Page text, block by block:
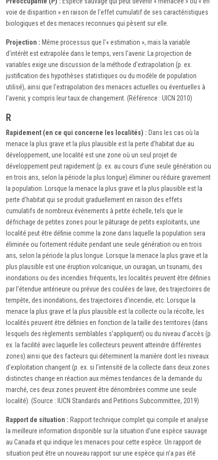
voie de disparition » en raison de l'effet cumulatif de ses caractéristiques
biologiques et des menaces reconnues qui pèsent sur elle.
Projection : Même processus que l'« estimation », mais la variable
d'intérêt est extrapolée dans le temps, vers l'avenir. La projection de
variables exige une discussion de la méthode d'extrapolation (p. ex.
justification des hypothèses statistiques ou du modèle de population
utilisé), ainsi que l'extrapolation des menaces actuelles ou éventuelles à
l'avenir, y compris leur taux de changement. (Référence : UICN 2010)
R
Rapidement (en ce qui concerne les localités) : Dans les cas où la
menace la plus grave et la plus plausible est la perte d’habitat due au
développement, une localité est une zone où un seul projet de
développement peut rapidement (p. ex. au cours d’une seule génération ou
en trois ans, selon la période la plus longue) éliminer ou réduire gravement
la population. Lorsque la menace la plus grave et la plus plausible est la
perte d’habitat qui se produit graduellement en raison des effets
cumulatifs de nombreux événements à petite échelle, tels que le
défrichage de petites zones pour le pâturage de petits exploitants, une
localité peut être définie comme la zone dans laquelle la population sera
éliminée ou fortement réduite pendant une seule génération ou en trois
ans, selon la période la plus longue. Lorsque la menace la plus grave et la
plus plausible est une éruption volcanique, un ouragan, un tsunami, des
inondations ou des incendies fréquents, les localités peuvent être définies
par l’étendue antérieure ou prévue des coulées de lave, des trajectoires de
tempête, des inondations, des trajectoires d’incendie, etc. Lorsque la
menace la plus grave et la plus plausible est la collecte ou la récolte, les
localités peuvent être définies en fonction de la taille des territoires (dans
lesquels des règlements semblables s’appliquent) ou du niveau d’accès (p.
ex. la facilité avec laquelle les collecteurs peuvent atteindre différentes
zones) ainsi que des facteurs qui déterminent la manière dont les niveaux
d’exploitation changent (p. ex. si l’intensité de la collecte dans deux zones
distinctes change en réaction aux mêmes tendances de la demande du
marché, ces deux zones peuvent être dénombrées comme une seule
localité). (Source : IUCN Standards and Petitions Subcommittee, 2019)
Rapport de situation : Rapport technique complet qui compile et analyse
la meilleure information disponible sur la situation d'une espèce sauvage
au Canada et qui indique les menaces pour cette espèce. Un rapport de
situation peut être un nouveau rapport sur une espèce qui n’a pas été